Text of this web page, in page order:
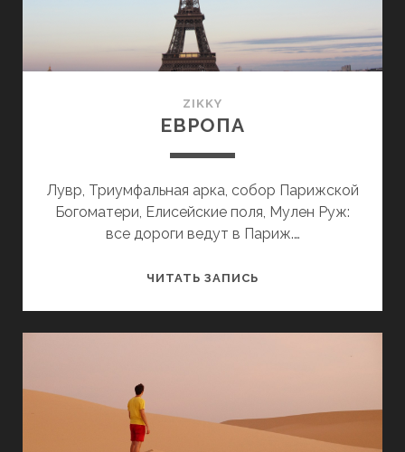
ZIKKY
ЕВРОПА
Лувр, Триумфальная арка, собор Парижской
Богоматери, Елисейские поля, Мулен Руж:
все дороги ведут в Париж.…
ЧИТАТЬ ЗАПИСЬ